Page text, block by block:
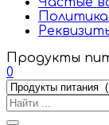
Продукты
0